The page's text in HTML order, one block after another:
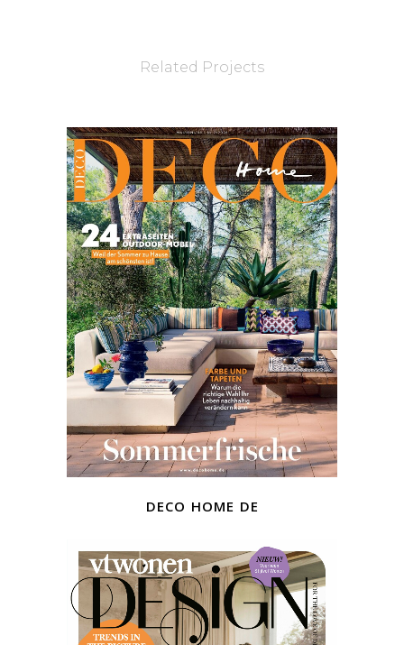
Related Projects
deco home de